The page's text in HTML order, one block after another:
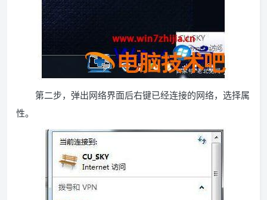
第二步，弹出网络界面后右键已经连接的网络，选择属
性。